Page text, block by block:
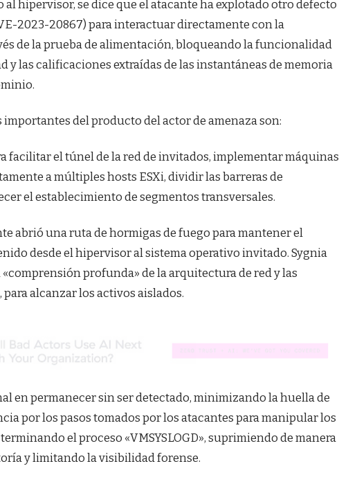
hipervisor, se dice que el atacante ha explotado otro defecto
2023-20867) para interactuar directamente con la
de la prueba de alimentación, bloqueando la funcionalidad
y las calificaciones extraídas de las instantáneas de memoria
del producto del actor de amenaza son:
facilitar el túnel de la red de invitados, implementar máquinas
a múltiples hosts ESXi, dividir las barreras de
el establecimiento de segmentos transversales.
abrió una ruta de hormigas de fuego para mantener el
desde el hipervisor al sistema operativo invitado. Sygnia
profunda» de la arquitectura de red y las
alcanzar los activos aislados.
en permanecer sin ser detectado, minimizando la huella de
por los pasos tomados por los atacantes para manipular los
el proceso «VMSYSLOGD», suprimiendo de manera
y limitando la visibilidad forense.